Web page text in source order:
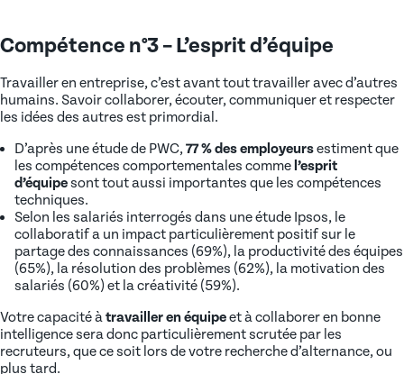
Compétence n°3 – L’esprit d’équipe
Travailler en entreprise, c’est avant tout travailler avec d’autres
humains. Savoir collaborer, écouter, communiquer et respecter
les idées des autres est primordial.
D’après une étude de PWC,77 % des employeursestiment que
les compétences comportementales comme l’esprit
d’équipesont tout aussi importantes que les compétences
techniques.
Selon les salariés interrogés dans une étude Ipsos, le
collaboratif a un impact particulièrement positif sur le
partage des connaissances (69%), la productivité des équipes
(65%), la résolution des problèmes (62%), la motivation des
salariés (60%) et la créativité (59%).
Votre capacité àtravailler en équipeet à collaborer en bonne
intelligence sera donc particulièrement scrutée par les
recruteurs, que ce soit lors de votre recherche d’alternance, ou
plus tard.